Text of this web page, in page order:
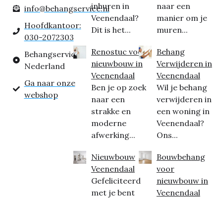
info@behangservice.nl
Hoofdkantoor:
030-2072303
Behangservice
Nederland
Ga naar onze
webshop
inhuren in
Veenendaal?
Dit is het...
Renostuc voor
nieuwbouw in
Veenendaal
Ben je op zoek
naar een
strakke en
moderne
afwerking...
Nieuwbouw
Veenendaal
Gefeliciteerd
met je bent
naar een
manier om je
muren...
Behang
Verwijderen in
Veenendaal
Wil je behang
verwijderen in
een woning in
Veenendaal?
Ons...
Bouwbehang
voor
nieuwbouw in
Veenendaal